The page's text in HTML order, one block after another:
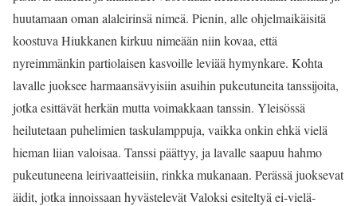
huutamaan oman alaleirinsä nimeä. Pienin, alle ohjelmaikäisitä
koostuva Hiukkanen kirkuu nimeään niin kovaa, että
nyreimmänkin partiolaisen kasvoille leviää hymynkare. Kohta
lavalle juoksee harmaansävyisiin asuihin pukeutuneita tanssijoita,
jotka esittävät herkän mutta voimakkaan tanssin. Yleisössä
heilutetaan puhelimien taskulamppuja, vaikka onkin ehkä vielä
hieman liian valoisaa. Tanssi päättyy, ja lavalle saapuu hahmo
pukeutuneena leirivaatteisiin, rinkka mukanaan. Perässä juoksevat
äidit, jotka innoissaan hyvästelevät Valoksi esiteltyä ei-vielä-